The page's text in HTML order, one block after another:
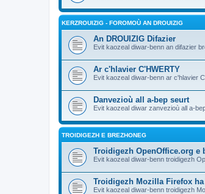
KERZROUIZIG - FOROMOÙ AN DROUIZIG
An DROUIZIG Difazier
Evit kaozeal diwar-benn an difazier
Ar c'hlavier C'HWERTY
Evit kaozeal diwar-benn ar c'hlavier
Danvezioù all a-bep seurt
Evit kaozeal diwar zanvezioù all a-
TROIDIGEZH E BREZHONEG
Troidigezh OpenOffice.org e
Evit kaozeal diwar-benn troidigezh
Troidigezh Mozilla Firefox
Evit kaozeal diwar-benn troidigezh